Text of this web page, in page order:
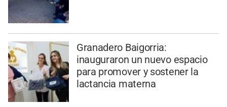
Granadero Baigorria:
inauguraron un nuevo espacio
para promover y sostener la
lactancia materna